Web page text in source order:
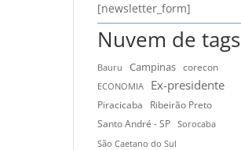
[newsletter_form]
Nuvem de tags
Bauru Campinas
corecon
ECONOMIA
Ex-presidente
Piracicaba
Ribeirão Preto
Santo André - SP
Sorocaba
São Caetano do Sul